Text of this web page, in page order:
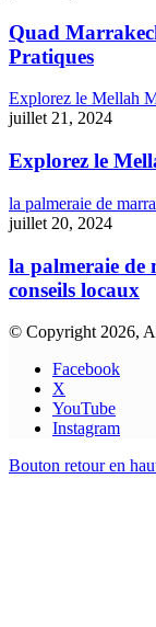
Quad
Pratiques
Explorez le Mellah
juillet 21, 2024
Explorez le
la palmeraie de
juillet 20, 2024
la palmeraie de
conseils locaux
© Copyright 2026,
Facebook
X
YouTube
Instagram
Bouton retour en